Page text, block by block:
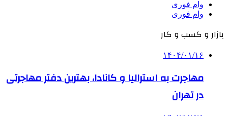
وام فوری
وام فوری
بازار و کسب و کار
۱۴۰۴/۰۱/۱۶
مهاجرت به استرالیا و کانادا، بهترین دفتر مهاجرتی
در تهران